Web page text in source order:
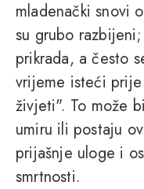
mladenački snovi
su grubo
prikrada, a često
vrijeme isteći
živjeti". To može
umiru ili postaju
prijašnje uloge i
smrtnosti.